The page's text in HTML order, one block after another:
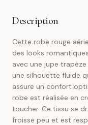
Description
Cette robe rouge
des looks
avec une jupe
une silhouette fluide
assure un confort
robe est réalisée en
toucher. Ce tissu se
froisse peu et est